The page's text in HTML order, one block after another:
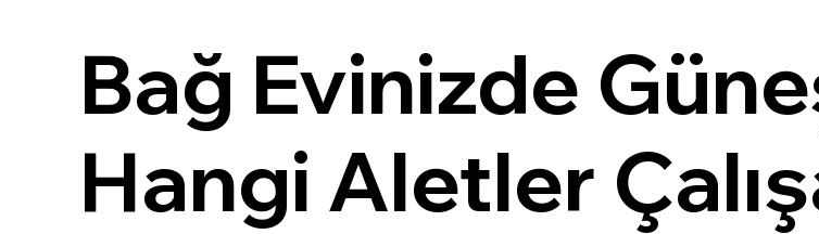
Bağ Evinizde
Hangi Aletler